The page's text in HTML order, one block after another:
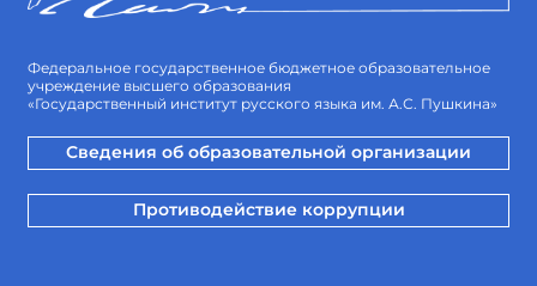
Федеральное государственное бюджетное образовательное
учреждение высшего образования
«Государственный институт русского языка им. А.С. Пушкина»
Сведения об образовательной организации
Противодействие коррупции